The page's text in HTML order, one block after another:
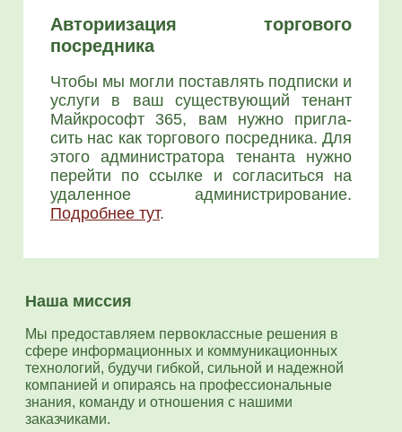
Авториизация торгового
посредника
Что­бы мы мог­ли постав­лять под­пис­ки и
услу­ги в ваш суще­ству­ю­щий тенант
Май­к­ро­софт 365, вам нуж­но при­гла­
сить нас как тор­го­во­го посред­ни­ка. Для
это­го адми­ни­стра­то­ра тенан­та нуж­но
перей­ти по ссыл­ке и согла­сить­ся на
уда­лен­ное адми­ни­стри­ро­ва­ние.
Подроб­нее тут.
Наша миссия
Мы предоставляем первоклассные решения в
сфере информационных и коммуникационных
технологий, будучи гибкой, сильной и надежной
компанией и опираясь на профессиональные
знания, команду и отношения с нашими
заказчиками.